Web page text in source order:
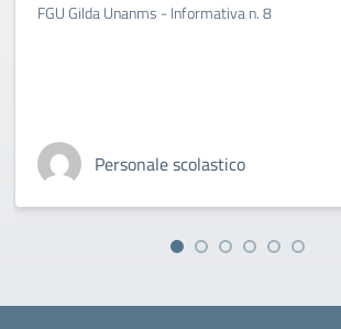
FGU Gilda Unanms - Informativa n. 8
Personale scolastico